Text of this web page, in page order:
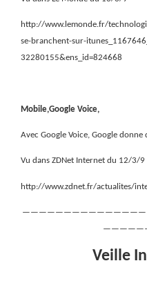
http://www.lemonde.fr/
se-branchent-sur-
32280155&ens_id=824668
Mobile,Google Voice,
Avec Google Voice, Google donne
Vu dans ZDNet Internet du 12/3/9
http://www.zdnet.fr/actualites/
Veille